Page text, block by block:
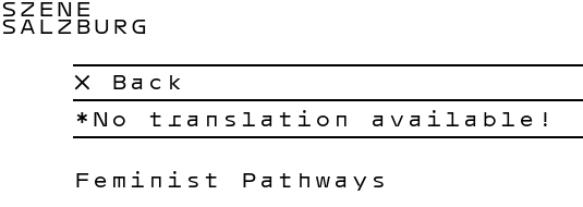
SZENE
SALZBURG
× Back
No translation available!
Feminist Pathways